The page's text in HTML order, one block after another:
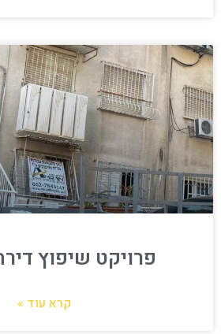
פרויקט שיפוץ
קרא עוד »